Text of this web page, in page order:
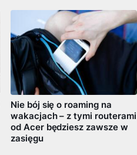
Nie bój się o roaming na
wakacjach – z tymi routerami
od Acer będziesz zawsze w
zasięgu